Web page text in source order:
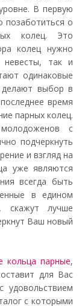
В первую
позаботиться о
колец. Это
колец нужно
невесты, так и
одинаковые
делают выбор в
время
парных колец.
с
подчеркнуть
и взгляд на
уже являются
всегда быть
в едином
скажут лучше
Ваш новый
кольца парные,
для Вас
с которыми